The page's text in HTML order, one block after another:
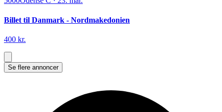
Billet til Danmark - Nordmakedonien
400 kr.
Se flere annoncer